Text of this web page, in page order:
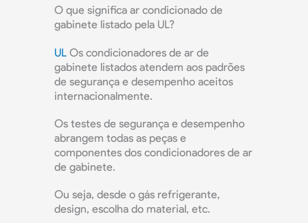
O que significa ar condicionado de
gabinete listado pela UL?
UL Os condicionadores de ar de
gabinete listados atendem aos padrões
de segurança e desempenho aceitos
internacionalmente.
Os testes de segurança e desempenho
abrangem todas as peças e
componentes dos condicionadores de ar
de gabinete.
Ou seja, desde o gás refrigerante,
design, escolha do material, etc.